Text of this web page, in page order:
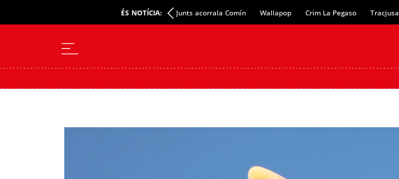
ÉS NOTÍCIA: Junts acorrala Comín Wallapop Crim La Pegaso Tracjusa